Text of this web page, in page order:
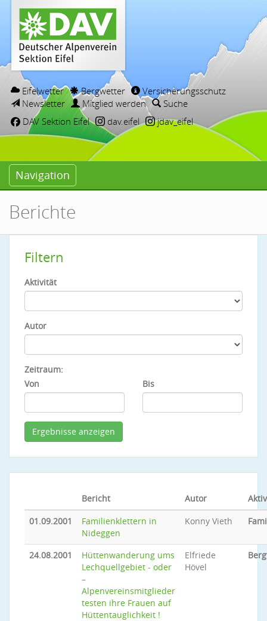
Eifelwetter Bergwetter
Versicherungsschutz
Newsletter
Mitglied werden
Suche
DAV Sektion Eifel
dav.eifel jdav_eifel
Navigation
Berichte
Filtern
Aktivität
Autor
Zeitraum:
Von
Bis
Bericht Autor
01.09.2001
Familienklettern in
Nideggen
Konny Vieth
24.08.2001
Hüttenwanderung ums
Lechquellgebiet - oder
–
Alpenvereinsmitglieder
testen ihre Frauen auf
Hüttentauglichkeit !
Elfriede
Hövel